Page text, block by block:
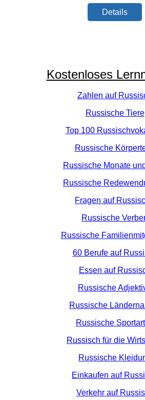
Details
Kostenloses
Zahlen auf
Russische Tiere
Top 100
Russische
Russische Monate
Russische
Fragen auf
Russische
Russische
60 Berufe auf
Essen auf
Russische
Russische
Russische
Russisch für die
Russische
Einkaufen auf
Verkehr auf